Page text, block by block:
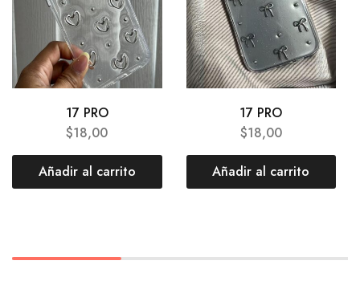
17 PRO
$18,00
Añadir al carrito
17 PRO
$18,00
Añadir al carrito